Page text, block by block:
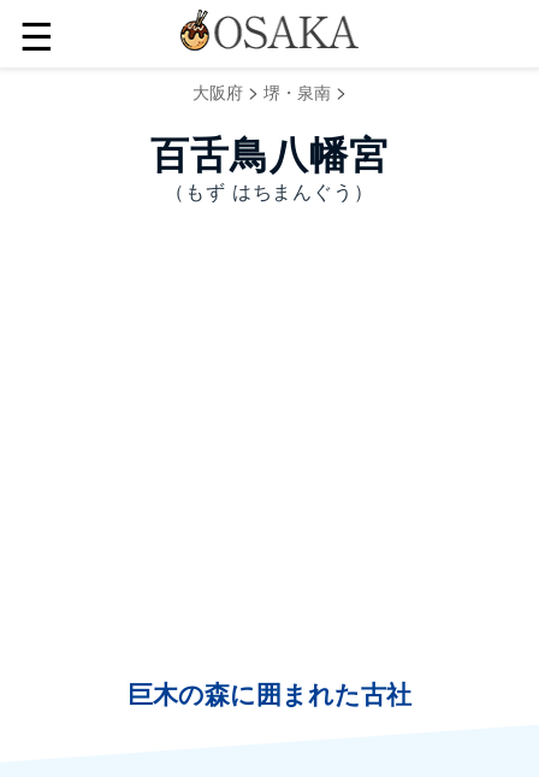
☰
大阪府 > 堺・泉南 >
百舌鳥八幡宮
（もず はちまんぐう）
巨木の森に囲まれた古社